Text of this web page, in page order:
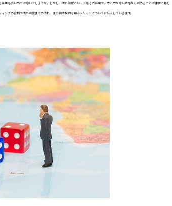
業も多いのではないでしょうか。しかし、海外進出といってもその経験やノウハウがない状態から進めることは非常に難し
グの役割や海外進出までの流れ、また顧問契約を結ぶメリットについてお伝えしていきます。